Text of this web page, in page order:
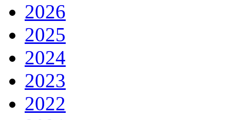
2026
2025
2024
2023
2022